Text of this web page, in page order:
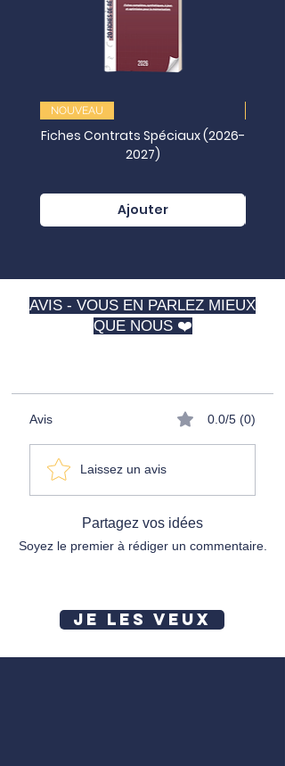
NOUVEAU
Fiches Contrats Spéciaux (2026-
2027)
Ajouter
AVIS - VOUS EN PARLEZ MIEUX
QUE NOUS ❤️
Avis 0.0/5 (0)
Laissez un avis
Partagez vos idées
Soyez le premier à rédiger un commentaire.
JE LES VEUX